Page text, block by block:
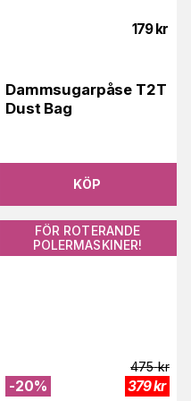
179 kr
Dammsugarpåse T2T
Dust Bag
KÖP
FÖR ROTERANDE
POLERMASKINER!
-20%
475 kr
379kr